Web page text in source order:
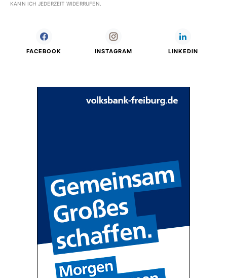
KANN ICH JEDERZEIT WIDERRUFEN.
FACEBOOK INSTAGRAM LINKEDIN